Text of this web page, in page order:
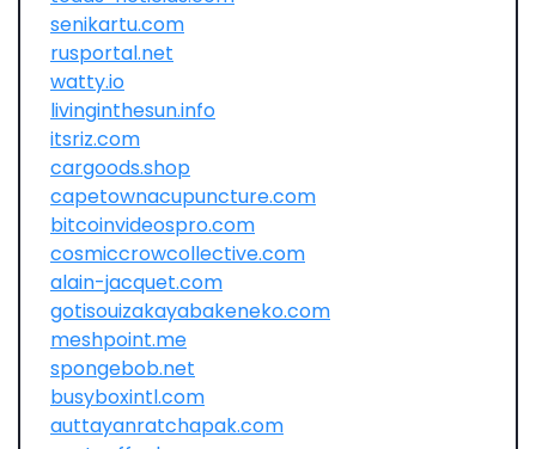
senikartu.com
rusportal.net
watty.io
livinginthesun.info
itsriz.com
cargoods.shop
capetownacupuncture.com
bitcoinvideospro.com
cosmiccrowcollective.com
alain-jacquet.com
gotisouizakayabakeneko.com
meshpoint.me
spongebob.net
busyboxintl.com
auttayanratchapak.com